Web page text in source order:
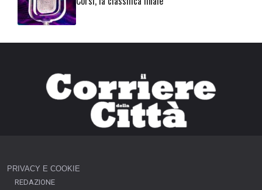
PRIVACY E COOKIE
REDAZIONE